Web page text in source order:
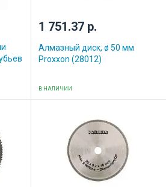
1 751.37 р.
Алмазный диск, ø 50 мм
Proxxon (28012)
В НАЛИЧИИ